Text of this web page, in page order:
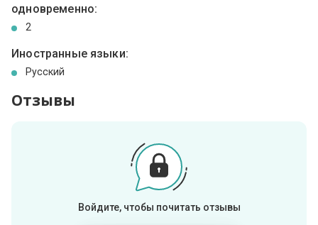
одновременно:
2
Иностранные языки:
Русский
Отзывы
Войдите, чтобы почитать отзывы